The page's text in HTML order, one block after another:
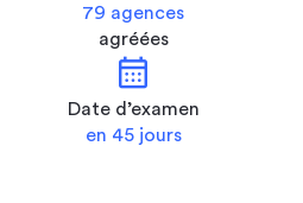
79 agences
agréées
calendar_month
Date d’examen
en 45 jours